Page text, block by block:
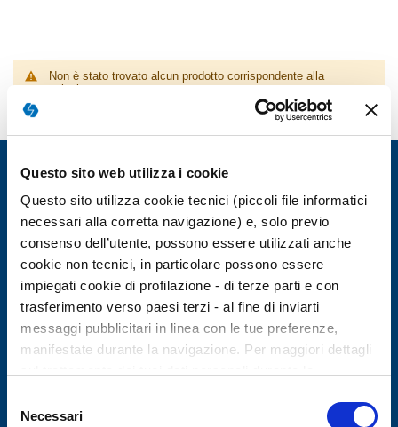
Questo sito web utilizza i cookie
Questo sito utilizza cookie tecnici (piccoli file informatici
necessari alla corretta navigazione) e, solo previo
consenso dell’utente, possono essere utilizzati anche
cookie non tecnici, in particolare possono essere
impiegati cookie di profilazione - di terze parti e con
trasferimento verso paesi terzi - al fine di inviarti
messaggi pubblicitari in linea con le tue preferenze,
manifestate durante la navigazione. Per maggiori dettagli
cookie, ti invitiamo a prendere visione dell’
informativa
delNecessari
Non è stato trovato alcun prodotto corrispondente alla
selezione.
GIUNTI PSYCHOMETRICS
AREA CLIENTI